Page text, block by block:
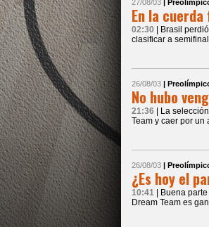
27/08/03 |
En la
02:30
| Brasil
clasificar a
26/08/03 |
No hubo
21:36
| La
Team y caer por
26/08/03 |
¿Es hoy el
10:41
| Buena
Dream Team es